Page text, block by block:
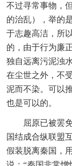
不过寻常事物，
的治乱），举的
于志趣高洁，所
的，由于行为廉
独自远离污泥浊
在尘世之外，不
泥而不染。可以
也是可以的。
屈原已被罢免
国结成合纵联盟
假装脱离秦国，